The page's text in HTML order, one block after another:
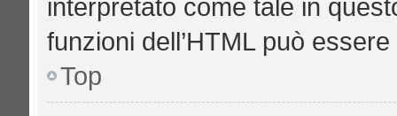
interpretato come tale in
funzioni dell’HTML può
Top